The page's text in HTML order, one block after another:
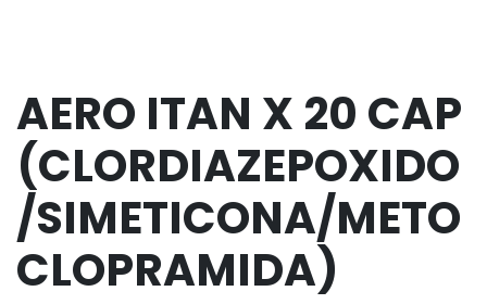
AERO ITAN X 20 CAP
(CLORDIAZEPOXIDO
/SIMETICONA/METO
CLOPRAMIDA)